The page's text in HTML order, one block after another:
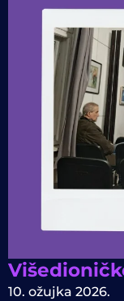
10. ožujka 2026.